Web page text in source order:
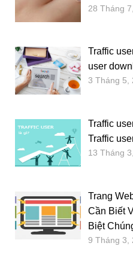
28 Tháng
Traffic
user
3 Tháng 5,
Traffic
Traffic
13 Tháng
Trang
Cần Biết
Biệt
9 Tháng 3,